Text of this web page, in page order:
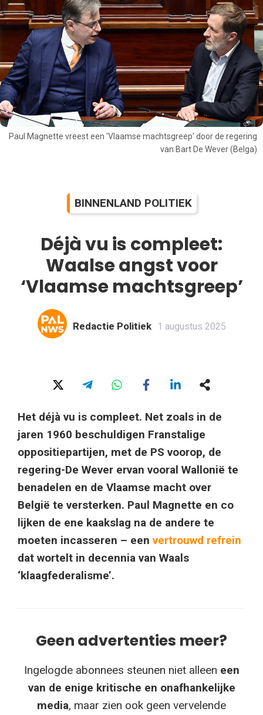
Paul Magnette vreest een 'Vlaamse machtsgreep' door de regering
van Bart De Wever (Belga)
BINNENLAND POLITIEK
Déjà vu is compleet:
Waalse angst voor
‘Vlaamse machtsgreep’
Redactie Politiek 1 augustus 2025
Het déjà vu is compleet. Net zoals in de
jaren 1960 beschuldigen Franstalige
oppositiepartijen, met de PS voorop, de
regering-De Wever ervan vooral Wallonië te
benadelen en de Vlaamse macht over
België te versterken. Paul Magnette en co
lijken de ene kaakslag na de andere te
moeten incasseren – een vertrouwd refrein
dat wortelt in decennia van Waals
‘klaagfederalisme’.
Geen advertenties meer?
Ingelogde abonnees steunen niet alleen een
van de enige kritische en onafhankelijke
media, maar zien ook geen vervelende